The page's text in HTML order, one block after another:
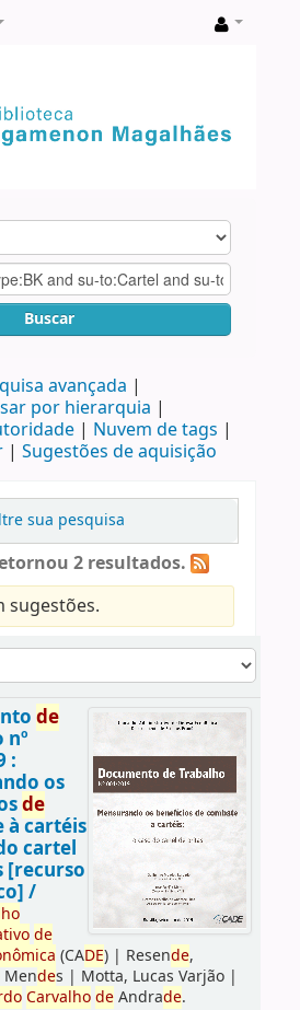
Buscar
avançada
por hierarquia
Nuvem de tags
Sugestões de aquisição
sua pesquisa
2 resultados.
sugestões.
de
nº
:
os
de
à cartéis
cartel
/
de
(CADE)| Resende,
Mendes | Motta, Lucas Varjão|
Carvalho deAndrade.